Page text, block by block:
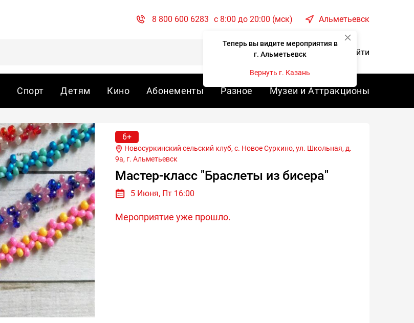
8 800 600 6283 c 8:00 до 20:00 (мск) Альметьевск
Теперь вы видите мероприятия в
г. Альметьевск
Вернуть г. Казань
Корзина Войти
Спорт Детям Кино Абонементы Разное Музеи и Аттракционы
6+
9а, г. Альметьевск
Мастер-класс "Браслеты из бисера"
5 Июня, Пт 16:00
Мероприятие уже прошло.